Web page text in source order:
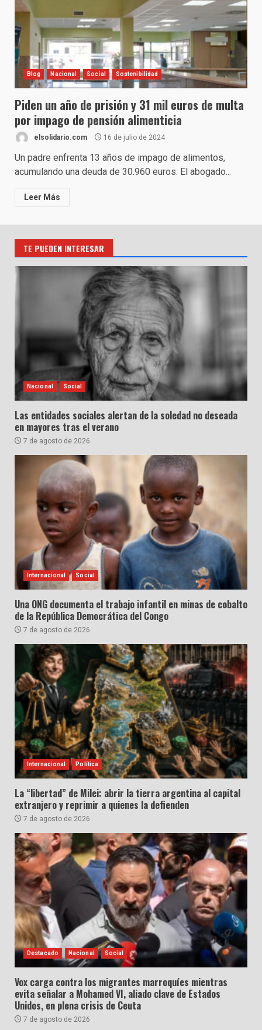
Blog Nacional Social Sostenibilidad
Piden un año de prisión y 31 mil euros de multa
por impago de pensión alimenticia
elsolidario.com 16 de julio de 2024
Un padre enfrenta 13 años de impago de alimentos,
acumulando una deuda de 30.960 euros. El abogado...
Leer Más
TE PUEDEN INTERESAR
Nacional Social
Las entidades sociales alertan de la soledad no deseada
en mayores tras el verano
7 de agosto de 2026
Internacional Social
Una ONG documenta el trabajo infantil en minas de cobalto
de la República Democrática del Congo
7 de agosto de 2026
Internacional Política
La “libertad” de Milei: abrir la tierra argentina al capital
extranjero y reprimir a quienes la defienden
7 de agosto de 2026
Destacado Nacional Social
Vox carga contra los migrantes marroquíes mientras
evita señalar a Mohamed VI, aliado clave de Estados
Unidos, en plena crisis de Ceuta
7 de agosto de 2026